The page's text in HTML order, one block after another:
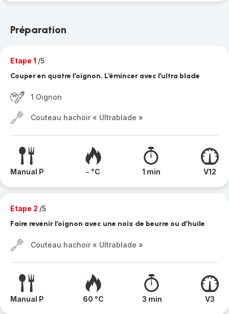
Préparation
Etape 1 /5
Couper en quatre l’oignon. L’émincer avec l’ultra blade
1 Oignon
Couteau hachoir « Ultrablade »
Manual P - °C 1 min V12
Etape 2 /5
Faire revenir l’oignon avec une noix de beurre ou d’huile
Couteau hachoir « Ultrablade »
Manual P 60 °C 3 min V3